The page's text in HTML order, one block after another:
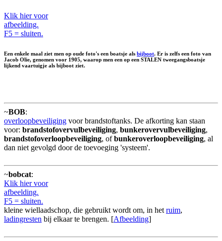
Klik hier voor
afbeelding.
F5 = sluiten.
Een enkele maal ziet men op oude foto's een boatsje als bijboot. Er is zelfs een foto van
Jacob Olie, genomen voor 1905, waarop men een op een STALEN tweegangsboatsje
lijkend vaartuigje als bijboot ziet.
~BOB:
overloopbeveiliging voor brandstoftanks. De afkorting kan staan
voor: brandstofovervulbeveiliging, bunkerovervulbeveiliging,
brandstofoverloopbeveiliging, ofbunkeroverloopbeveiliging, al
dan niet gevolgd door de toevoeging 'systeem'.
~bobcat:
Klik hier voor
afbeelding.
F5 = sluiten.
kleine wiellaadschop, die gebruikt wordt om, in het ruim,
ladingresten bij elkaar te brengen. [Afbeelding]